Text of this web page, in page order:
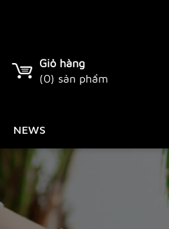
Giỏ hàng
(0) sản phẩm
NEWS